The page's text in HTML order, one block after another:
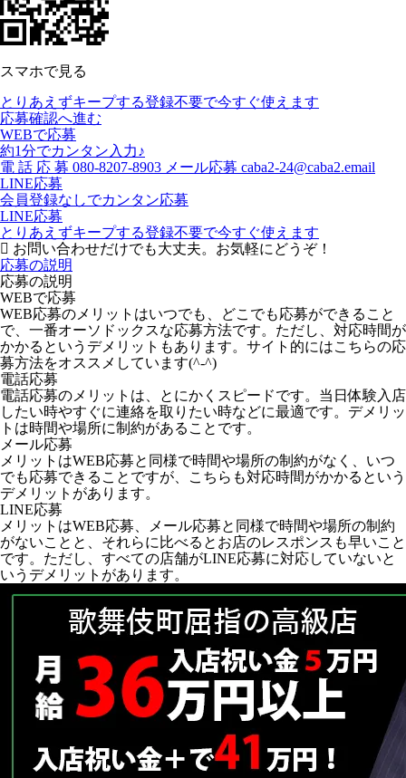
スマホで見る
とりあえずキープする登録不要で今すぐ使えます
応募確認へ進む
WEBで応募
約1分でカンタン入力♪
電 話 応 募 080-8207-8903 メール応募 caba2-24@caba2.email
LINE応募
会員登録なしでカンタン応募
LINE応募
とりあえずキープする登録不要で今すぐ使えます
お問い合わせだけでも大丈夫。お気軽にどうぞ！
応募の説明
応募の説明
WEBで応募
WEB応募のメリットはいつでも、どこでも応募ができること
で、一番オーソドックスな応募方法です。ただし、対応時間が
かかるというデメリットもあります。サイト的にはこちらの応
募方法をオススメしています(^-^)
電話応募
電話応募のメリットは、とにかくスピードです。当日体験入店
したい時やすぐに連絡を取りたい時などに最適です。デメリッ
トは時間や場所に制約があることです。
メール応募
メリットはWEB応募と同様で時間や場所の制約がなく、いつ
でも応募できることですが、こちらも対応時間がかかるという
デメリットがあります。
LINE応募
メリットはWEB応募、メール応募と同様で時間や場所の制約
がないことと、それらに比べるとお店のレスポンスも早いこと
です。ただし、すべての店舗がLINE応募に対応していないと
いうデメリットがあります。